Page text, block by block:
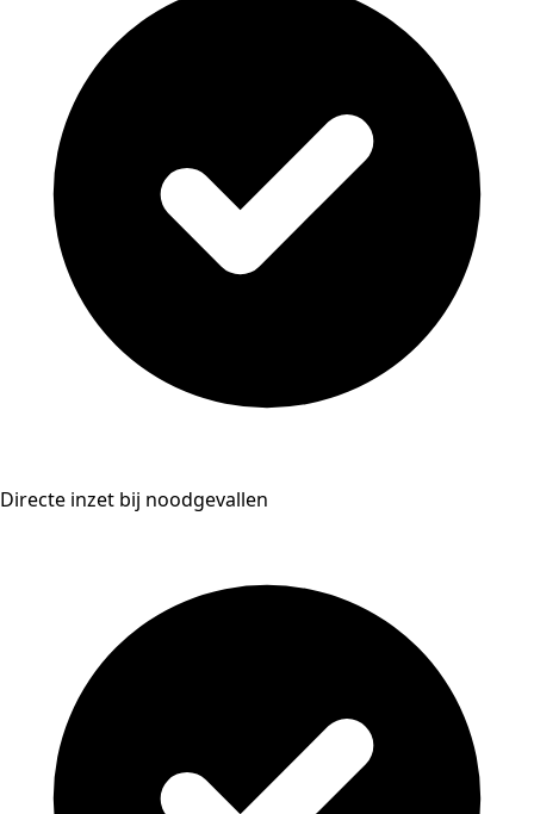
Directe inzet bij noodgevallen